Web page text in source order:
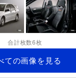
合計枚数6枚
ての画像を見る